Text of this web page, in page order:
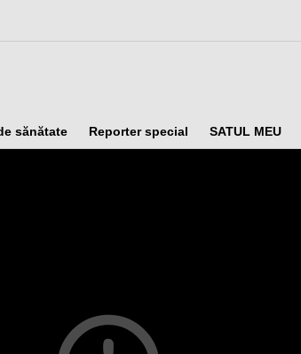
sănătate Reporter special SATUL MEU